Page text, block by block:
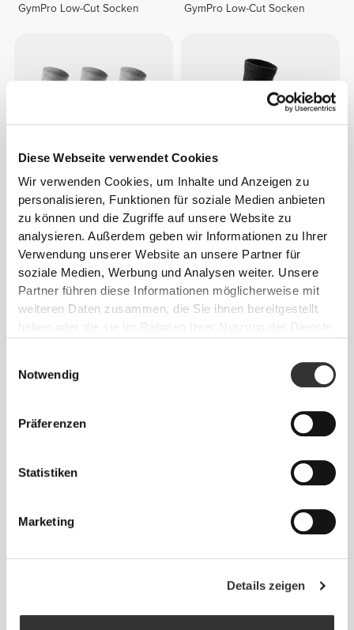
Diese Webseite verwendet Cookies
Wir verwenden Cookies, um Inhalte und Anzeigen zu
personalisieren, Funktionen für soziale Medien anbieten
zu können und die Zugriffe auf unsere Website zu
analysieren. Außerdem geben wir Informationen zu Ihrer
Verwendung unserer Website an unsere Partner für
soziale Medien, Werbung und Analysen weiter. Unsere
Partner führen diese Informationen möglicherweise mit
weiteren Daten zusammen, die Sie ihnen bereitgestellt
haben oder die sie im Rahmen Ihrer Nutzung der Dienste
Notwendig
Präferenzen
Statistiken
Marketing
Details zeigen
GymPro Low-Cut Socken
GymPro Low-Cut Socken
€18.99
GymPro Crew Socken - 3er-
Pack
€7.99
Barefoot Weightlifting Crew